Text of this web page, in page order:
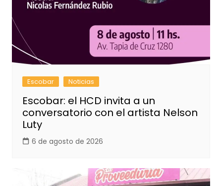
Escobar Noticias
Escobar: el HCD invita a un
conversatorio con el artista Nelson
Luty
6 de agosto de 2026